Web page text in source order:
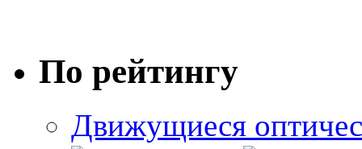
По рейтингу
Движущиеся